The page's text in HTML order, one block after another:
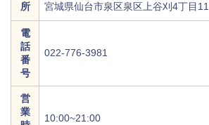
所
宮城県仙台市泉区泉区上谷刈4丁目11
電
話
番
号
022-776-3981
営
業
10:00~21:00